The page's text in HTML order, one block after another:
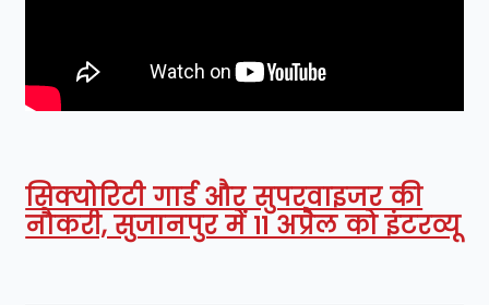
सिक्योरिटी गार्ड और सुपरवाइजर की
नौकरी, सुजानपुर में 11 अप्रैल को इंटरव्यू